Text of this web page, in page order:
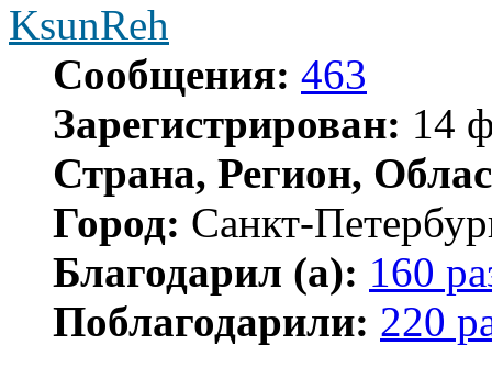
KsunReh
Сообщения: 463
Зарегистрирован: 14
Страна, Регион,
Город: Санкт-
Благодарил (а): 160
Поблагодарили: 220